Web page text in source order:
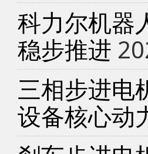
科力尔机器
稳步推进
三相步进电
设备核心动